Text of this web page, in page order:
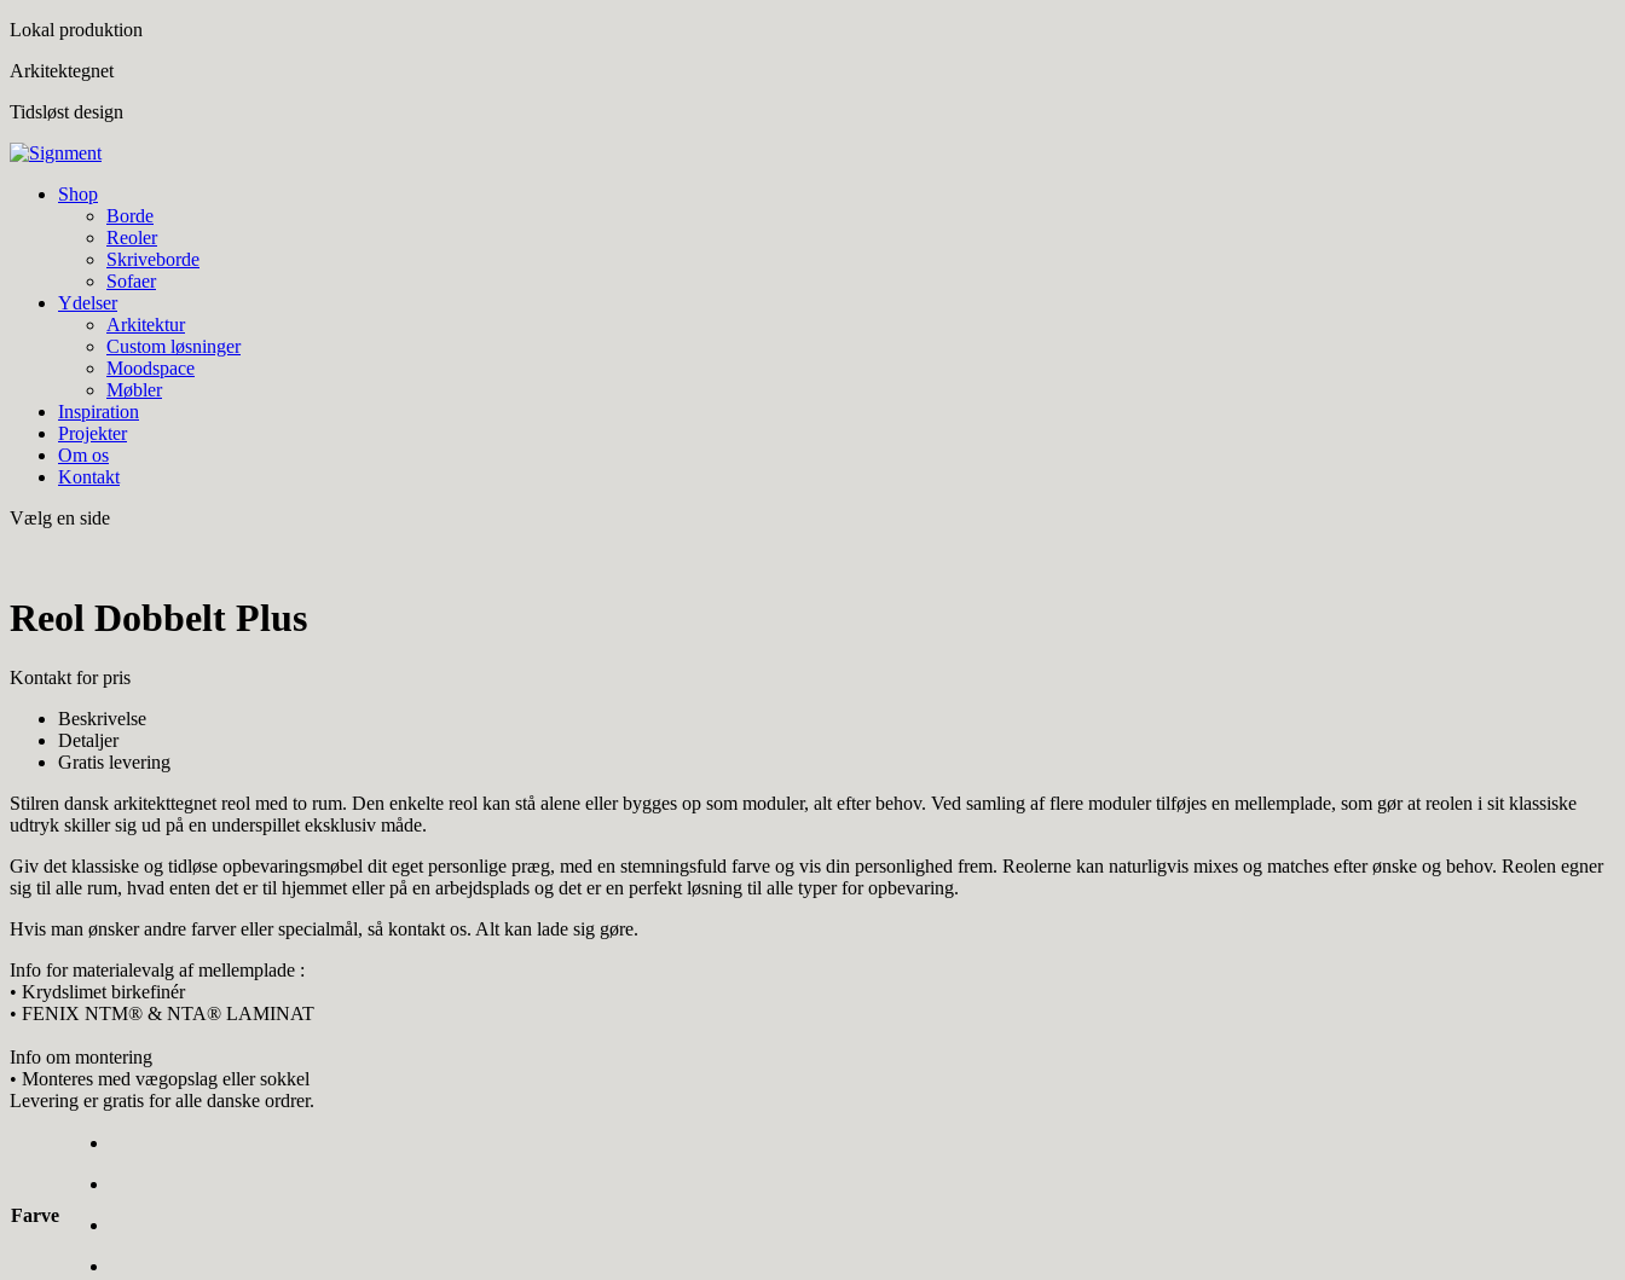
Lokal produktion
Arkitektegnet
Tidsløst design
Shop
Borde
Reoler
Skriveborde
Sofaer
Ydelser
Arkitektur
Custom løsninger
Moodspace
Møbler
Inspiration
Projekter
Om os
Kontakt
Vælg en side
Reol Dobbelt Plus
Kontakt for pris
Beskrivelse
Detaljer
Gratis levering
Stilren dansk arkitekttegnet reol med to rum. Den enkelte reol kan stå alene eller bygges op som moduler, alt efter behov. Ved samling af flere moduler tilføjes en mellemplade, som gør at reolen i sit klassiske
udtryk skiller sig ud på en underspillet eksklusiv måde.
Giv det klassiske og tidløse opbevaringsmøbel dit eget personlige præg, med en stemningsfuld farve og vis din personlighed frem. Reolerne kan naturligvis mixes og matches efter ønske og behov. Reolen egner
sig til alle rum, hvad enten det er til hjemmet eller på en arbejdsplads og det er en perfekt løsning til alle typer for opbevaring.
Hvis man ønsker andre farver eller specialmål, så kontakt os. Alt kan lade sig gøre.
Info for materialevalg af mellemplade :
• Krydslimet birkefinér
• FENIX NTM® & NTA® LAMINAT
Info om montering
• Monteres med vægopslag eller sokkel
Levering er gratis for alle danske ordrer.
Farve